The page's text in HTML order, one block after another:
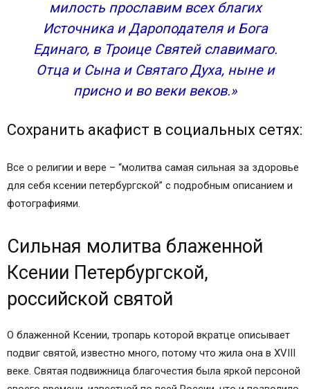
милость прославим всех благих
Источника и Дароподателя и Бога
Единаго, в Троице Святей славимаго.
Отца и Сына и Святаго Духа, ныне и
присно и во веки веков.»
Сохранить акафист в социальных сетях:
Все о религии и вере – “молитва самая сильная за здоровье
для себя ксении петербургской” с подробным описанием и
фотографиями.
Сильная молитва блаженной
Ксении Петербургской,
российской святой
О блаженной Ксении, тропарь которой вкратце описывает
подвиг святой, известно много, потому что жила она в XVIII
веке. Святая подвижница благочестия была яркой персоной